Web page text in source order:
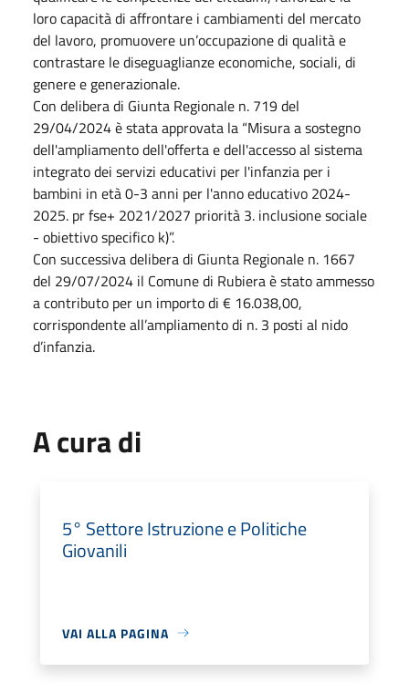
loro capacità di affrontare i cambiamenti del mercato
del lavoro, promuovere un’occupazione di qualità e
contrastare le diseguaglianze economiche, sociali, di
genere e generazionale.
Con delibera di Giunta Regionale n. 719 del
29/04/2024 è stata approvata la “Misura a sostegno
dell'ampliamento dell'offerta e dell'accesso al sistema
integrato dei servizi educativi per l'infanzia per i
bambini in età 0-3 anni per l'anno educativo 2024-
2025. pr fse+ 2021/2027 priorità 3. inclusione sociale
- obiettivo specifico k)”.
Con successiva delibera di Giunta Regionale n. 1667
del 29/07/2024 il Comune di Rubiera è stato ammesso
a contributo per un importo di € 16.038,00,
corrispondente all’ampliamento di n. 3 posti al nido
d’infanzia.
A cura di
5° Settore Istruzione e Politiche
Giovanili
VAI ALLA PAGINA